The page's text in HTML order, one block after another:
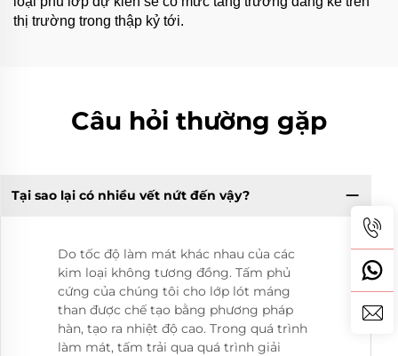
thị trường trong thập kỷ tới.
Câu hỏi thường gặp
Tại sao lại có nhiều vết nứt đến vậy?
Do tốc độ làm mát khác nhau của các
kim loại không tương đồng. Tấm phủ
cứng của chúng tôi cho lớp lót máng
than được chế tạo bằng phương pháp
hàn, tạo ra nhiệt độ cao. Trong quá trình
làm mát, tấm trải qua quá trình giải